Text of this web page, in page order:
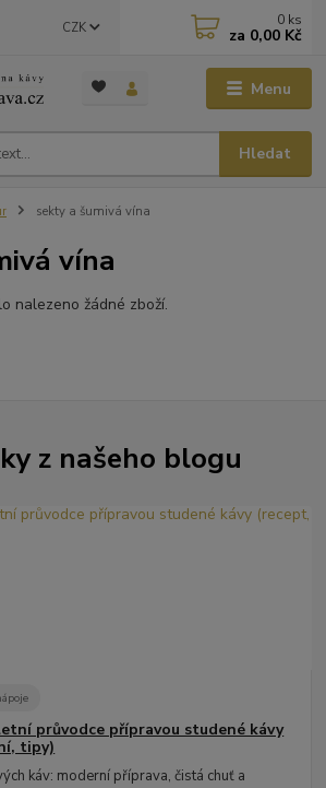
Menu
CZK
Hledat
0 ks
za 0,00 Kč
sekty a šumivá vína
vína
nalezeno žádné zboží.
z našeho blogu
průvodce přípravou studené kávy
tipy)
káv: moderní příprava, čistá chuť a